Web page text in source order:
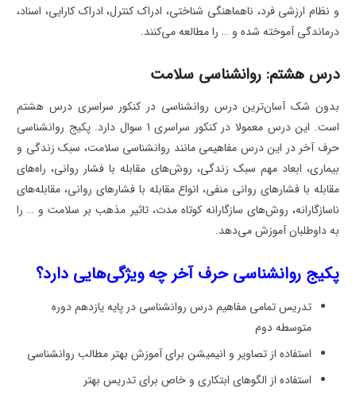
و نظام ارزشی فرد، ناهماهنگی شناختی، ادراک کنترل، ادراک کارایی، اسناد،
درماندگی آموخته شده و … را مطالعه می‌کنند.
درس هشتم: روانشناسی سلامت
بدون شک آسان‌ترین درس روانشناسی در کنکور سراسری درس هشتم
است. این درس معمولا در کنکور سراسری 1 سوال دارد. پکیج روانشناسی
حرف آخر در این درس مفاهیمی مانند روانشناسی سلامت، سبک زندگی و
بیماری، ابعاد مهم سبک زندگی، روش‌های مقابله با فشار روانی، راه‌های
مقابله با فشارهای روانی منفی، انواع مقابله با فشارهای روانی، مقابله‌های
ناسازگارانه، روش‌های سازگارانه کوتاه مدت، تاثیر مذهب بر سلامت و … را
به داوطلبان آموزش می‌دهد.
پکیج روانشناسی حرف آخر چه ویژگی‌هایی دارد؟
تدریس تمامی مفاهیم درس روانشناسی در پایه یازدهم دوره
متوسطه دوم
استفاده از تصاویر و انیمیشن برای آموزش بهتر مطالب روانشناسی
استفاده از الگوهای ابتکاری و خاص برای تدریس بهتر